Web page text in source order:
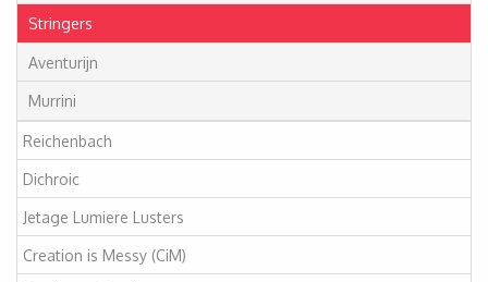
Stringers
Aventurijn
Murrini
Reichenbach
Dichroic
Jetage Lumiere Lusters
Creation is Messy (CiM)